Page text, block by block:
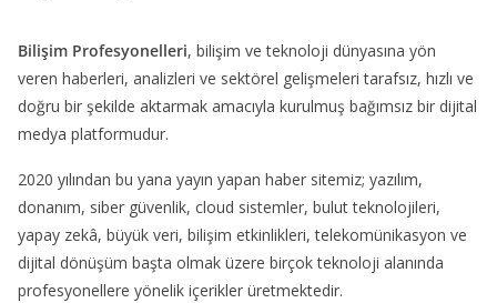
Bilişim Profesyonelleri, bilişim ve teknoloji dünyasına yön
veren haberleri, analizleri ve sektörel gelişmeleri tarafsız, hızlı ve
doğru bir şekilde aktarmak amacıyla kurulmuş bağımsız bir dijital
medya platformudur.
2020 yılından bu yana yayın yapan haber sitemiz; yazılım,
donanım, siber güvenlik, cloud sistemler, bulut teknolojileri,
yapay zekâ, büyük veri, bilişim etkinlikleri, telekomünikasyon ve
dijital dönüşüm başta olmak üzere birçok teknoloji alanında
profesyonellere yönelik içerikler üretmektedir.